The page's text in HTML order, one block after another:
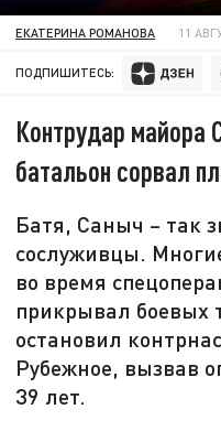
ЕКАТЕРИНА РОМАНОВА 11
ПОДПИШИТЕСЬ:
Контрудар майора
батальон сорвал
Батя, Саныч – так
сослуживцы.
во время
прикрывал боевых
остановил
Рубежное, вызвав
39 лет.